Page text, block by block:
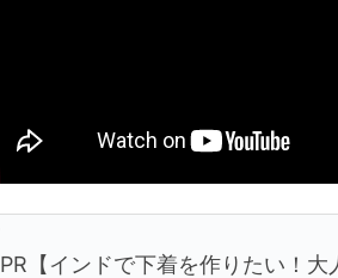
PR【インドで下着を作りたい！大